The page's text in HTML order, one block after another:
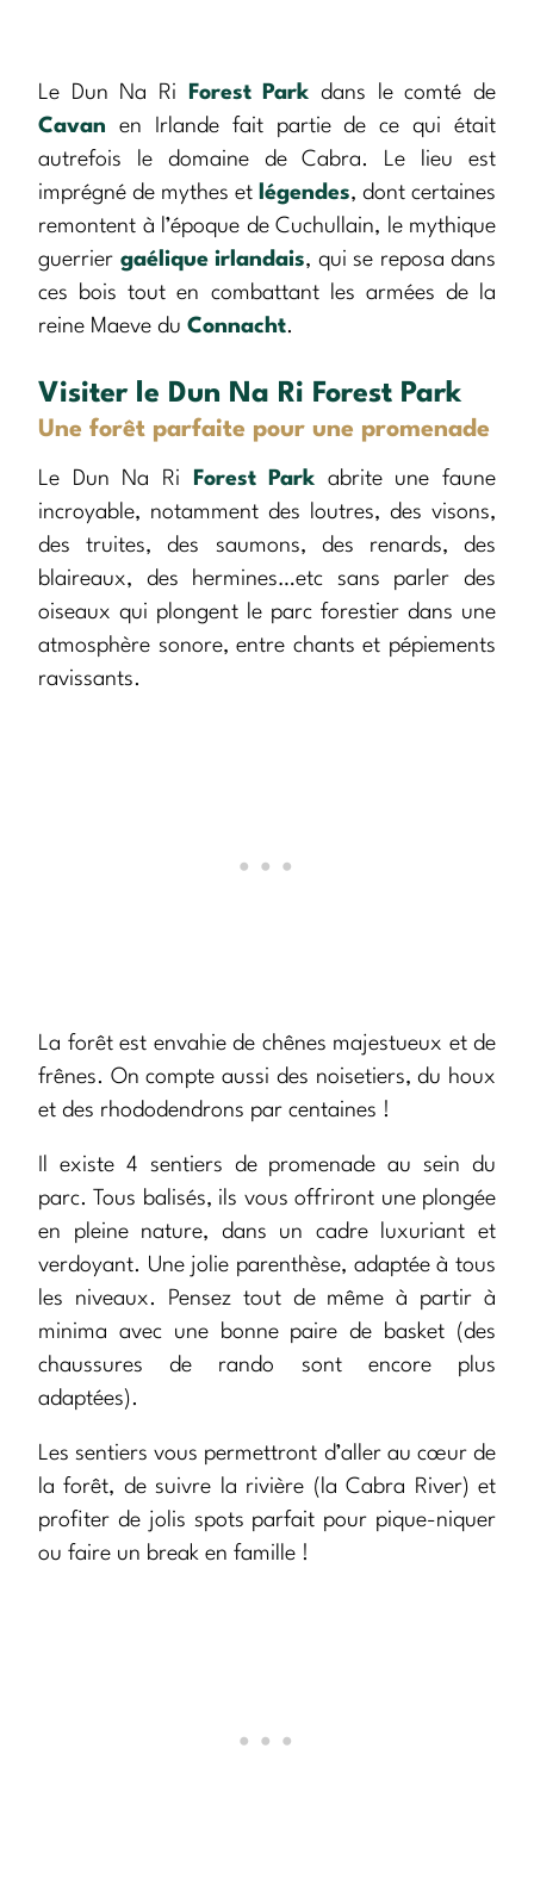
Le Dun Na Ri Forest Park dans le comté de
Cavan en Irlande fait partie de ce qui était
autrefois le domaine de Cabra. Le lieu est
imprégné de mythes et légendes, dont certaines
remontent à l’époque de Cuchullain, le mythique
guerrier gaélique irlandais, qui se reposa dans
ces bois tout en combattant les armées de la
reine Maeve du Connacht.
Visiter le Dun Na Ri Forest Park
Une forêt parfaite pour une promenade
Le Dun Na Ri Forest Park abrite une faune
incroyable, notamment des loutres, des visons,
des truites, des saumons, des renards, des
blaireaux, des hermines…etc sans parler des
oiseaux qui plongent le parc forestier dans une
atmosphère sonore, entre chants et pépiements
ravissants.
La forêt est envahie de chênes majestueux et de
frênes. On compte aussi des noisetiers, du houx
et des rhododendrons par centaines !
Il existe 4 sentiers de promenade au sein du
parc. Tous balisés, ils vous offriront une plongée
en pleine nature, dans un cadre luxuriant et
verdoyant. Une jolie parenthèse, adaptée à tous
les niveaux. Pensez tout de même à partir à
minima avec une bonne paire de basket (des
chaussures de rando sont encore plus
adaptées).
Les sentiers vous permettront d’aller au cœur de
la forêt, de suivre la rivière (la Cabra River) et
profiter de jolis spots parfait pour pique-niquer
ou faire un break en famille !